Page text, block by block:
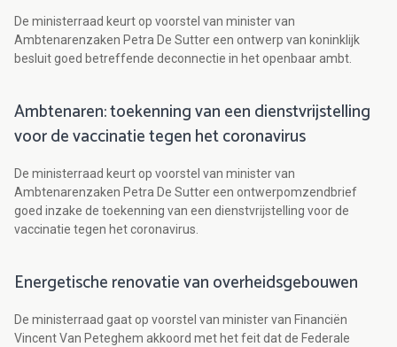
De ministerraad keurt op voorstel van minister van
Ambtenarenzaken Petra De Sutter een ontwerp van koninklijk
besluit goed betreffende deconnectie in het openbaar ambt.
Ambtenaren: toekenning van een dienstvrijstelling
voor de vaccinatie tegen het coronavirus
De ministerraad keurt op voorstel van minister van
Ambtenarenzaken Petra De Sutter een ontwerpomzendbrief
goed inzake de toekenning van een dienstvrijstelling voor de
vaccinatie tegen het coronavirus.
Energetische renovatie van overheidsgebouwen
De ministerraad gaat op voorstel van minister van Financiën
Vincent Van Peteghem akkoord met het feit dat de Federale